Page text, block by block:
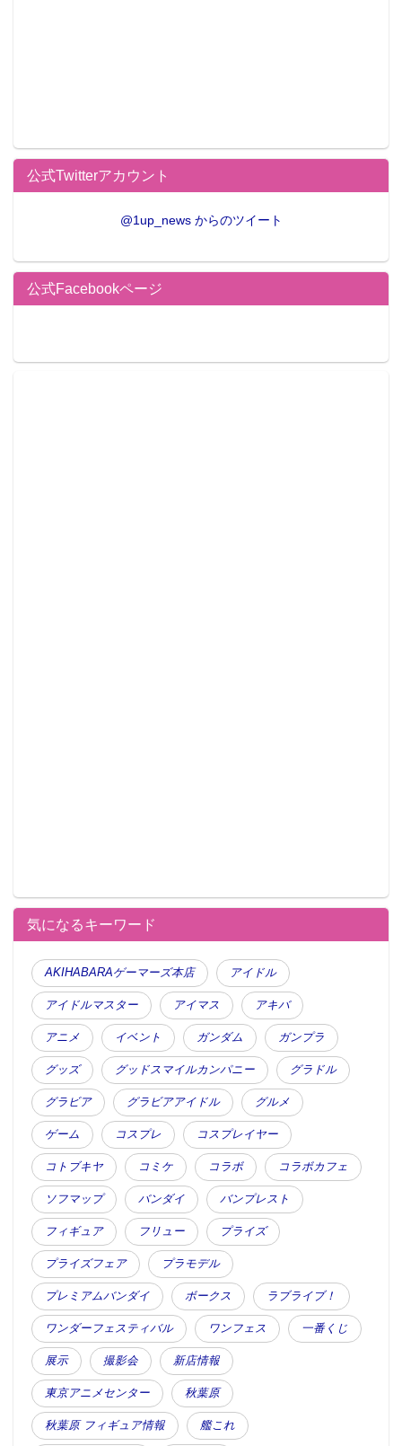
公式Twitterアカウント
@1up_news からのツイート
公式Facebookページ
気になるキーワード
AKIHABARAゲーマーズ本店 アイドル
アイドルマスター アイマス アキバ
アニメ イベント ガンダム ガンプラ
グッズ グッドスマイルカンパニー グラドル
グラビア グラビアアイドル グルメ
ゲーム コスプレ コスプレイヤー
コトブキヤ コミケ コラボ コラボカフェ
ソフマップ バンダイ バンプレスト
フィギュア フリュー プライズ
プライズフェア プラモデル
プレミアムバンダイ ボークス ラブライブ！
ワンダーフェスティバル ワンフェス 一番くじ
展示 撮影会 新店情報
東京アニメセンター 秋葉原
秋葉原 フィギュア情報 艦これ